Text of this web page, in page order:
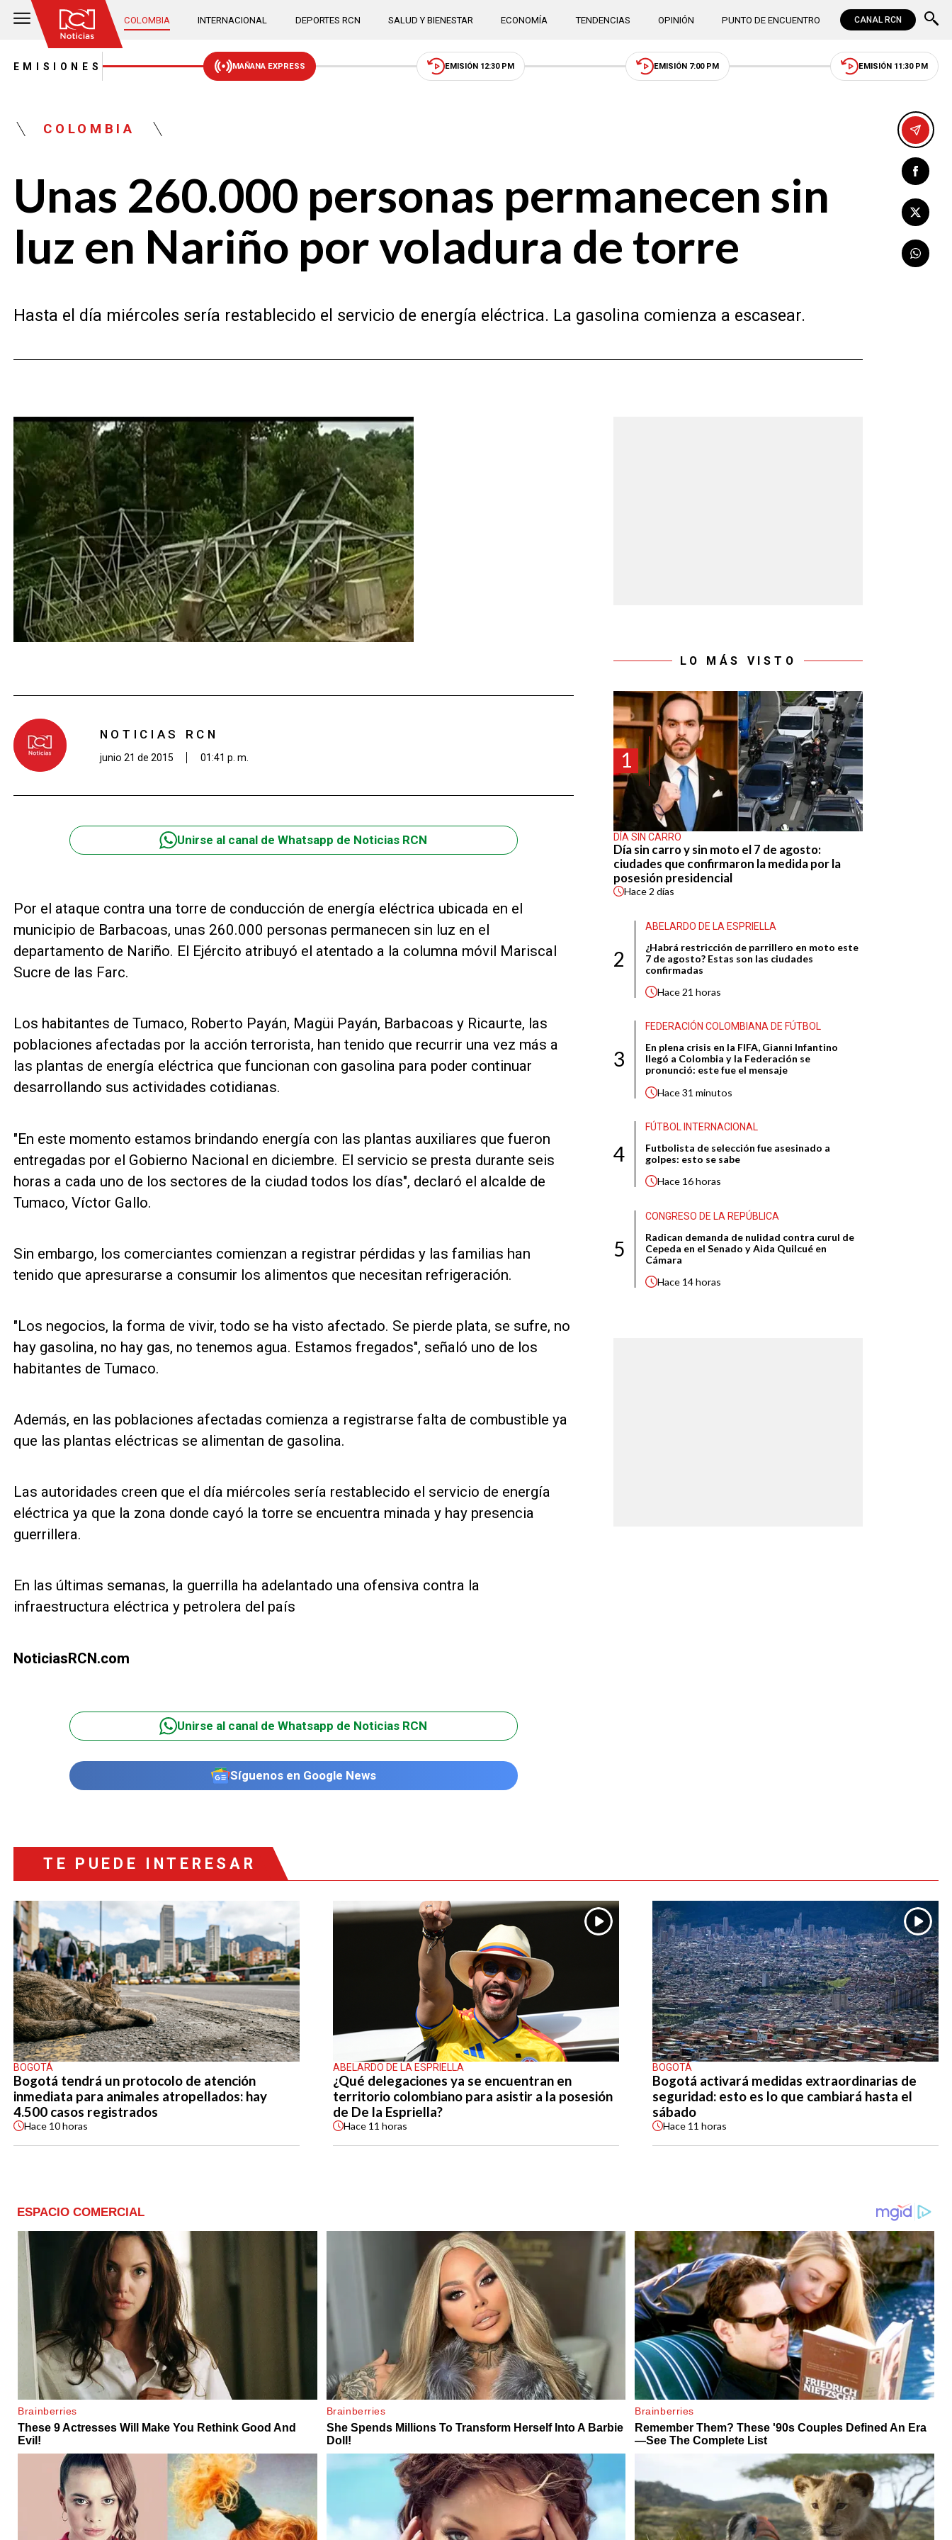
COLOMBIA INTERNACIONAL DEPORTES RCN SALUD Y BIENESTAR ECONOMÍA TENDENCIAS OPINIÓN PUNTO DE ENCUENTRO CANAL RCN
EMISIONES MAÑANA EXPRESS EMISIÓN 12:30 PM EMISIÓN 7:00 PM EMISIÓN 11:30 PM
COLOMBIA
Unas 260.000 personas permanecen sin
luz en Nariño por voladura de torre
Hasta el día miércoles sería restablecido el servicio de energía eléctrica. La gasolina comienza a escasear.
NOTICIAS RCN
junio 21 de 2015 01:41 p. m.
Unirse al canal de Whatsapp de Noticias RCN
Por el ataque contra una torre de conducción de energía eléctrica ubicada en el
municipio de Barbacoas, unas 260.000 personas permanecen sin luz en el
departamento de Nariño. El Ejército atribuyó el atentado a la columna móvil Mariscal
Sucre de las Farc.
Los habitantes de Tumaco, Roberto Payán, Magüi Payán, Barbacoas y Ricaurte, las
poblaciones afectadas por la acción terrorista, han tenido que recurrir una vez más a
las plantas de energía eléctrica que funcionan con gasolina para poder continuar
desarrollando sus actividades cotidianas.
"En este momento estamos brindando energía con las plantas auxiliares que fueron
entregadas por el Gobierno Nacional en diciembre. El servicio se presta durante seis
horas a cada uno de los sectores de la ciudad todos los días", declaró el alcalde de
Tumaco, Víctor Gallo.
Sin embargo, los comerciantes comienzan a registrar pérdidas y las familias han
tenido que apresurarse a consumir los alimentos que necesitan refrigeración.
"Los negocios, la forma de vivir, todo se ha visto afectado. Se pierde plata, se sufre, no
hay gasolina, no hay gas, no tenemos agua. Estamos fregados", señaló uno de los
habitantes de Tumaco.
Además, en las poblaciones afectadas comienza a registrarse falta de combustible ya
que las plantas eléctricas se alimentan de gasolina.
Las autoridades creen que el día miércoles sería restablecido el servicio de energía
eléctrica ya que la zona donde cayó la torre se encuentra minada y hay presencia
guerrillera.
En las últimas semanas, la guerrilla ha adelantado una ofensiva contra la
infraestructura eléctrica y petrolera del país
NoticiasRCN.com
Unirse al canal de Whatsapp de Noticias RCN
Síguenos en Google News
LO MÁS VISTO
1
DÍA SIN CARRO
Día sin carro y sin moto el 7 de agosto:
ciudades que confirmaron la medida por la
posesión presidencial
Hace2 días
2
ABELARDO DE LA ESPRIELLA
¿Habrá restricción de parrillero en moto este
7 de agosto? Estas son las ciudades
confirmadas
Hace21 horas
3
FEDERACIÓN COLOMBIANA DE FÚTBOL
En plena crisis en la FIFA, Gianni Infantino
llegó a Colombia y la Federación se
pronunció: este fue el mensaje
Hace31 minutos
4
FÚTBOL INTERNACIONAL
Futbolista de selección fue asesinado a
golpes: esto se sabe
Hace 16 horas
5
CONGRESO DE LA REPÚBLICA
Radican demanda de nulidad contra curul de
Cepeda en el Senado y Aida Quilcué en
Cámara
Hace 14 horas
TE PUEDE INTERESAR
BOGOTÁ
Bogotá tendrá un protocolo de atención
inmediata para animales atropellados: hay
4.500 casos registrados
Hace 10 horas
ABELARDO DE LA ESPRIELLA
¿Qué delegaciones ya se encuentran en
territorio colombiano para asistir a la posesión
de De la Espriella?
Hace 11 horas
BOGOTÁ
Bogotá activará medidas extraordinarias de
seguridad: esto es lo que cambiará hasta el
sábado
Hace 11 horas